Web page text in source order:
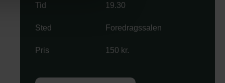
Tid 19.30
Sted Foredragssalen
Pris 150 kr.